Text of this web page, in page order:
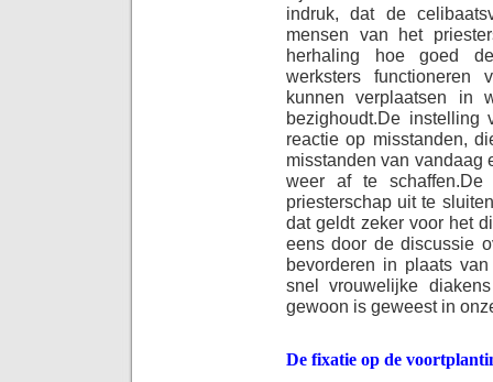
indruk, dat de
mensen van het
herhaling hoe goed
werksters
kunnen verplaatsen in
bezighoudt.De instelling
reactie op misstanden,
misstanden van vandaag
weer af te schaffen.De
priesterschap uit te
dat geldt zeker voor het
eens door de discussie
bevorderen in plaats
snel vrouwelijke
gewoon is geweest in
De fixatie op de